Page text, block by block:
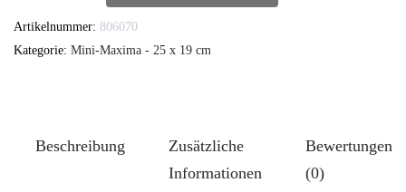
Mini-
Gloria
Artikelnummer: 806070
Kategorie: Mini-Maxima - 25 x 19 cm
Beschreibung
Zusätzliche
Informationen
Bewertungen
(0)